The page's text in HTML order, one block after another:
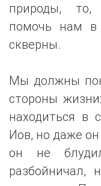
природы, то,
помочь нам в
скверны.
Мы должны
стороны
находиться в
Иов, но даже он
он не